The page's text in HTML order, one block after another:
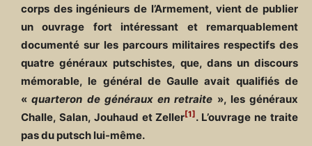
corps des ingénieurs de l’Armement, vient de publier
un ouvrage fort intéressant et remarquablement
documenté sur les parcours militaires respectifs des
quatre généraux putschistes, que, dans un discours
mémorable, le général de Gaulle avait qualifiés de
«quarteron de généraux en retraite », les généraux
Challe, Salan, Jouhaud et Zeller[1] . L’ouvrage ne traite
pas du putsch lui-même.